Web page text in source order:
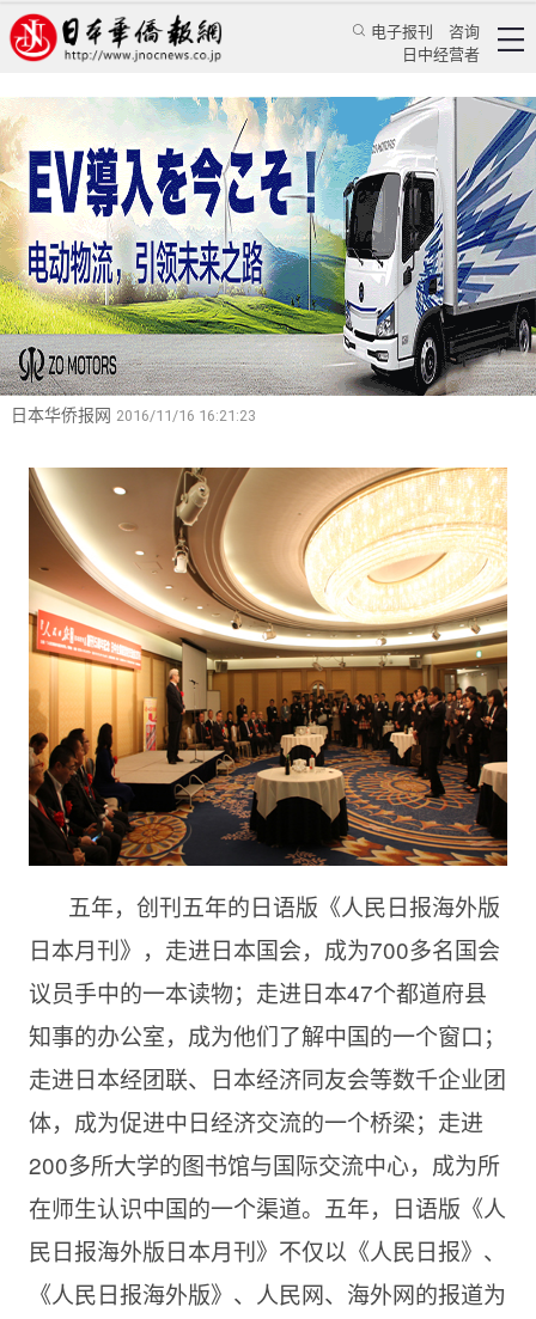
电子报刊
咨询
日中经营者
日本公明党党首山口那津男等政经要人到会祝贺
《人民日报海外版日本月刊》举行创刊五周年纪
念会
乔聚 华人新闻 经贸活动
日本华侨报网 2016/11/16 16:21:23
五年，创刊五年的日语版《人民日报海外版
日本月刊》，走进日本国会，成为700多名国会
议员手中的一本读物；走进日本47个都道府县
知事的办公室，成为他们了解中国的一个窗口；
走进日本经团联、日本经济同友会等数千企业团
体，成为促进中日经济交流的一个桥梁；走进
200多所大学的图书馆与国际交流中心，成为所
在师生认识中国的一个渠道。五年，日语版《人
民日报海外版日本月刊》不仅以《人民日报》、
《人民日报海外版》、人民网、海外网的报道为